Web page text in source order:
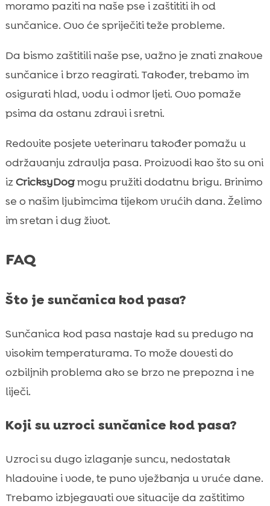
moramo paziti na naše pse i zaštititi ih od
sunčanice. Ovo će spriječiti teže probleme.
Da bismo zaštitili naše pse, važno je znati znakove
sunčanice i brzo reagirati. Također, trebamo im
osigurati hlad, vodu i odmor ljeti. Ovo pomaže
psima da ostanu zdravi i sretni.
Redovite posjete veterinaru također pomažu u
održavanju zdravlja pasa. Proizvodi kao što su oni
izCricksyDogmogu pružiti dodatnu brigu. Brinimo
se o našim ljubimcima tijekom vrućih dana. Želimo
im sretan i dug život.
FAQ
Što je sunčanica kod pasa?
Sunčanica kod pasa nastaje kad su predugo na
visokim temperaturama. To može dovesti do
ozbiljnih problema ako se brzo ne prepozna i ne
liječi.
Koji su uzroci sunčanice kod pasa?
Uzroci su dugo izlaganje suncu, nedostatak
hladovine i vode, te puno vježbanja u vruće dane.
Trebamo izbjegavati ove situacije da zaštitimo